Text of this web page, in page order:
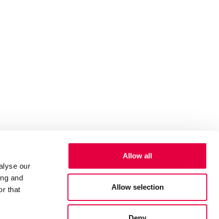
our
and
that
Allow all
Allow selection